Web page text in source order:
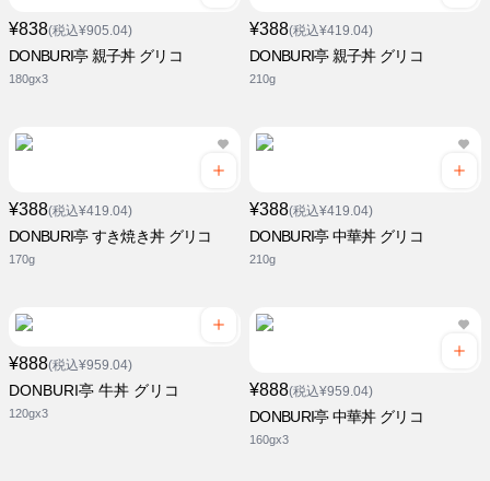
¥838(税込¥905.04)
DONBURI亭 親子丼 グリコ
180gx3
¥388(税込¥419.04)
DONBURI亭 親子丼 グリコ
210g
¥388(税込¥419.04)
DONBURI亭 すき焼き丼 グリコ
170g
¥388(税込¥419.04)
DONBURI亭 中華丼 グリコ
210g
¥888(税込¥959.04)
DONBURI亭 牛丼 グリコ
120gx3
¥888(税込¥959.04)
DONBURI亭 中華丼 グリコ
160gx3